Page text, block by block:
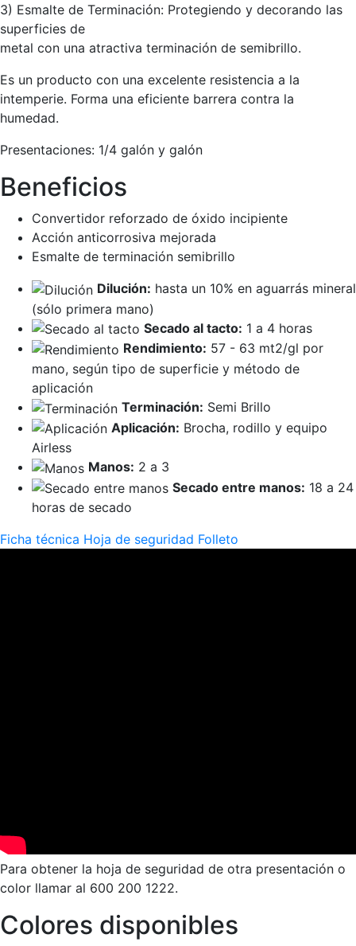
3) Esmalte de Terminación: Protegiendo y decorando las
superficies de
metal con una atractiva terminación de semibrillo.
Es un producto con una excelente resistencia a la
intemperie. Forma una eficiente barrera contra la
humedad.
Presentaciones: 1/4 galón y galón
Beneficios
Convertidor reforzado de óxido incipiente
Acción anticorrosiva mejorada
Esmalte de terminación semibrillo
Dilución: hasta un 10% en aguarrás mineral
(sólo primera mano)
Secado al tacto: 1 a 4 horas
Rendimiento: 57 - 63 mt2/gl por
mano, según tipo de superficie y método de
aplicación
Terminación: Semi Brillo
Aplicación: Brocha, rodillo y equipo
Airless
Manos: 2 a 3
Secado entre manos: 18 a 24
horas de secado
Ficha técnica Hoja de seguridad Folleto
Para obtener la hoja de seguridad de otra presentación o
color llamar al 600 200 1222.
Colores disponibles